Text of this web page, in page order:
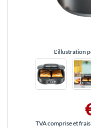
L'illustration
TVA comprise et